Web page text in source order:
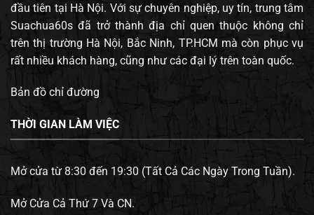
đầu tiên tại Hà Nội. Với sự chuyên nghiệp, uy tín, trung tâm
Suachua60s đã trở thành địa chỉ quen thuộc không chỉ
trên thị trường Hà Nội, Bắc Ninh, TP.HCM mà còn phục vụ
rất nhiều khách hàng, cũng như các đại lý trên toàn quốc.
Bản đồ chỉ đường
THỜI GIAN LÀM VIỆC
Mở cửa từ 8:30 đến 19:30 (Tất Cả Các Ngày Trong Tuần).
Mở Cửa Cả Thứ 7 Và CN.